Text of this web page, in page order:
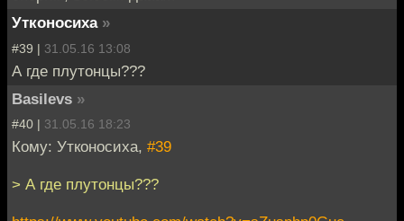
Утконосиха »
#39 | 31.05.16 13:08
А где плутонцы???
Basilevs »
#40 | 31.05.16 18:23
Кому: Утконосиха, #39
> А где плутонцы???